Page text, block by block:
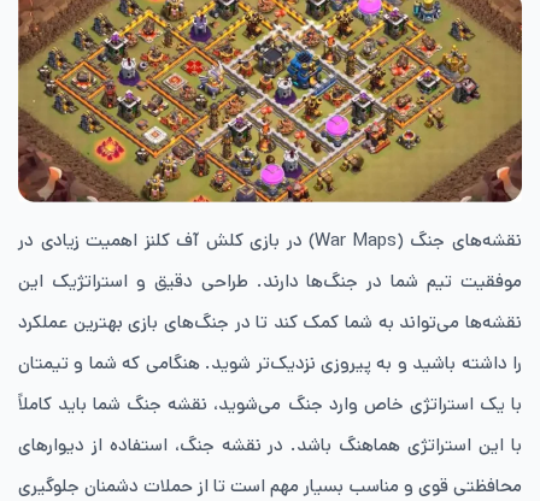
نقشه‌های جنگ (War Maps) در بازی کلش آف کلنز اهمیت زیادی در
موفقیت تیم شما در جنگ‌ها دارند. طراحی دقیق و استراتژیک این
نقشه‌ها می‌تواند به شما کمک کند تا در جنگ‌های بازی بهترین عملکرد
را داشته باشید و به پیروزی نزدیک‌تر شوید. هنگامی که شما و تیمتان
با یک استراتژی خاص وارد جنگ می‌شوید، نقشه جنگ شما باید کاملاً
با این استراتژی هماهنگ باشد. در نقشه جنگ، استفاده از دیوارهای
محافظتی قوی و مناسب بسیار مهم است تا از حملات دشمنان جلوگیری